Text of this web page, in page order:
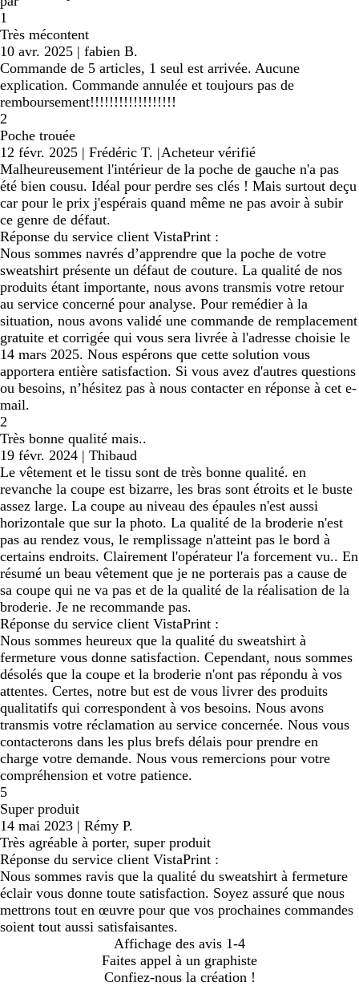
1
Très mécontent
10 avr. 2025 | fabien B.
Commande de 5 articles, 1 seul est arrivée. Aucune
explication. Commande annulée et toujours pas de
remboursement!!!!!!!!!!!!!!!!!!
2
Poche trouée
12 févr. 2025 | Frédéric T. |Acheteur vérifié
Malheureusement l'intérieur de la poche de gauche n'a pas
été bien cousu. Idéal pour perdre ses clés ! Mais surtout deçu
car pour le prix j'espérais quand même ne pas avoir à subir
ce genre de défaut.
Réponse du service client VistaPrint :
Nous sommes navrés d’apprendre que la poche de votre
sweatshirt présente un défaut de couture. La qualité de nos
produits étant importante, nous avons transmis votre retour
au service concerné pour analyse. Pour remédier à la
situation, nous avons validé une commande de remplacement
gratuite et corrigée qui vous sera livrée à l'adresse choisie le
14 mars 2025. Nous espérons que cette solution vous
apportera entière satisfaction. Si vous avez d'autres questions
ou besoins, n’hésitez pas à nous contacter en réponse à cet e-
mail.
2
Très bonne qualité mais..
19 févr. 2024 | Thibaud
Le vêtement et le tissu sont de très bonne qualité. en
revanche la coupe est bizarre, les bras sont étroits et le buste
assez large. La coupe au niveau des épaules n'est aussi
horizontale que sur la photo. La qualité de la broderie n'est
pas au rendez vous, le remplissage n'atteint pas le bord à
certains endroits. Clairement l'opérateur l'a forcement vu.. En
résumé un beau vêtement que je ne porterais pas a cause de
sa coupe qui ne va pas et de la qualité de la réalisation de la
broderie. Je ne recommande pas.
Réponse du service client VistaPrint :
Nous sommes heureux que la qualité du sweatshirt à
fermeture vous donne satisfaction. Cependant, nous sommes
désolés que la coupe et la broderie n'ont pas répondu à vos
attentes. Certes, notre but est de vous livrer des produits
qualitatifs qui correspondent à vos besoins. Nous avons
transmis votre réclamation au service concernée. Nous vous
contacterons dans les plus brefs délais pour prendre en
charge votre demande. Nous vous remercions pour votre
compréhension et votre patience.
5
Super produit
14 mai 2023 | Rémy P.
Très agréable à porter, super produit
Réponse du service client VistaPrint :
Nous sommes ravis que la qualité du sweatshirt à fermeture
éclair vous donne toute satisfaction. Soyez assuré que nous
mettrons tout en œuvre pour que vos prochaines commandes
soient tout aussi satisfaisantes.
Affichage des avis 1-4
Faites appel à un graphiste
Confiez-nous la création !